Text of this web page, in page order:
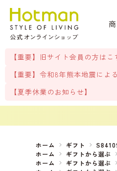
【重要】旧サイト会員の方は
【重要】令和8年熊本地震によ
【夏季休業のお知らせ】
ホーム ギフト
ホーム
ギフトから選ぶ
ホーム
ギフトから選ぶ